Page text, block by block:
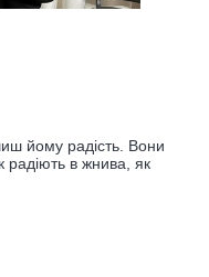
йому радість. Вони
радіють в жнива, як